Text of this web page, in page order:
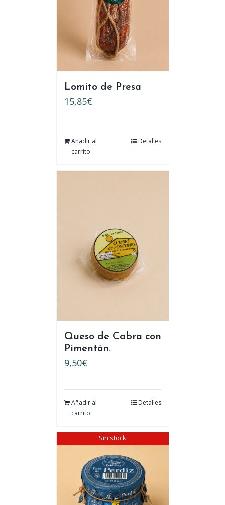
Lomito de Presa
15,85€
Añadir al
carrito
Detalles
Queso de Cabra con
Pimentón.
9,50€
Añadir al
carrito
Detalles
Sin stock